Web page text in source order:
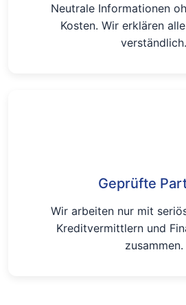
Neutrale Informationen
Kosten. Wir erklären
verständlich.
Geprüfte
Wir arbeiten nur mit
Kreditvermittlern und
zusammen.